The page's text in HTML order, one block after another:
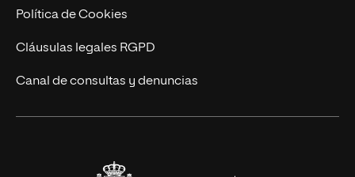
Cursos Universitarios
Actualidad
UNIR Revista
Eventos
Política de Cookies
Cláusulas legales RGPD
Canal de consultas y denuncias